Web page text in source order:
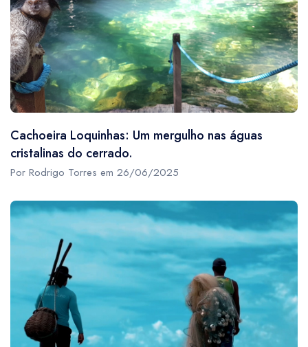
Cachoeira Loquinhas: Um mergulho nas águas
cristalinas do cerrado.
Por Rodrigo Torres em 26/06/2025